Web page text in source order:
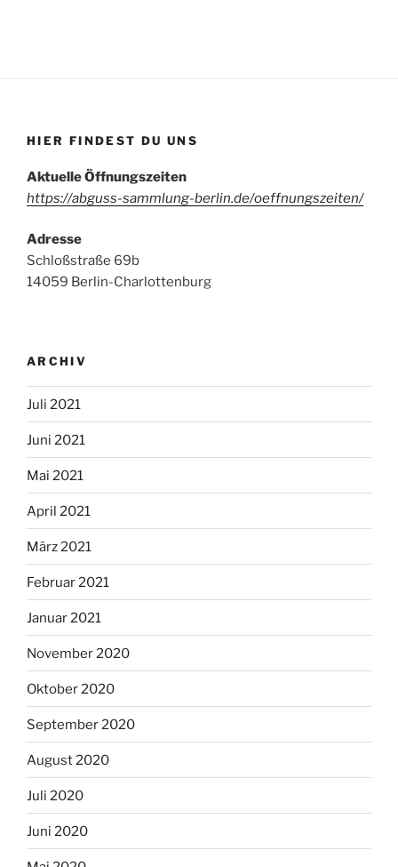
HIER FINDEST DU UNS
Aktuelle Öffnungszeiten
https://abguss-sammlung-berlin.de/oeffnungszeiten/
Adresse
Schloßstraße 69b
14059 Berlin-Charlottenburg
ARCHIV
Juli 2021
Juni 2021
Mai 2021
April 2021
März 2021
Februar 2021
Januar 2021
November 2020
Oktober 2020
September 2020
August 2020
Juli 2020
Juni 2020